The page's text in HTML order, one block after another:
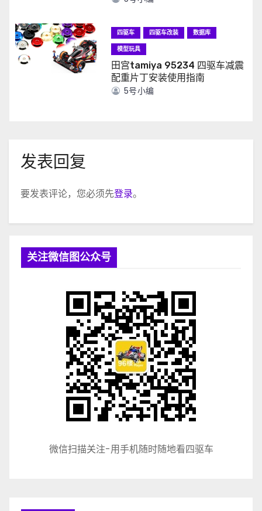
四驱车 四驱车改装
数据库
模型玩具
田宫tamiya 95234 四驱车减震
配重片丁安装使用指南
5号小编
发表回复
要发表评论，您必须先登录。
关注微信图公众号
微信扫描关注-用手机随时随地看四驱车